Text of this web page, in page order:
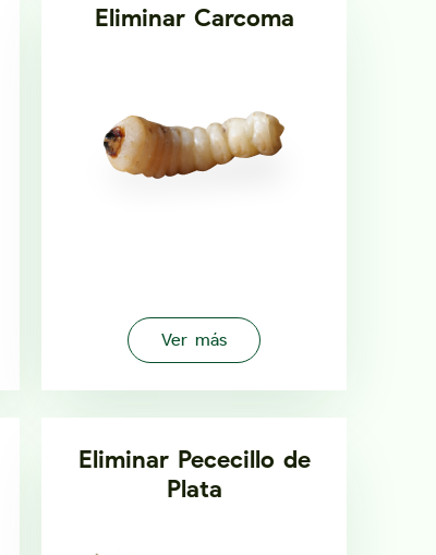
Eliminar Carcoma
Ver más
Eliminar Pececillo de
Plata